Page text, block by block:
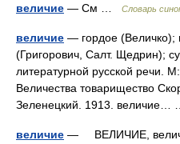
величие — См … Словарь
величие — гордое (Величко);
(Григорович, Салт. Щедрин);
литературной русской речи.
Величества товарищество
Зеленецкий. 1913.
величие — ВЕЛИЧИЕ,